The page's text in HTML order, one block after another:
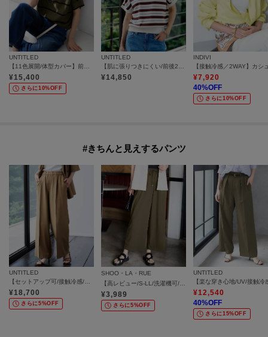
UNTITLED
¥15,400
さらに10%OFF
UNTITLED
¥14,850
INDIVI
¥7,920
40%OFF
さらに10%OFF
#きちんと見えするパンツ
UNTITLED
【セットアップ可/接触冷感/通気性】エアリークールワイドパンツ
¥18,700
さらに5%OFF
SHOO・LA・RUE
【高レビュー/S-LL/洗濯機可/セットアップ可】着丈選べる 軽凛(かろりん) ひんやりフラップイージーパンツ
¥3,989
さらに5%OFF
UNTITLED
¥12,540
40%OFF
さらに15%OFF